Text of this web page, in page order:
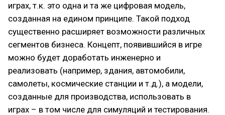
играх, т.к. это одна и та же цифровая модель,
созданная на едином принципе. Такой подход
существенно расширяет возможности различных
сегментов бизнеса. Концепт, появившийся в игре
можно будет доработать инженерно и
реализовать (например, здания, автомобили,
самолеты, космические станции и т.д.), а модели,
созданные для производства, использовать в
играх – в том числе для симуляций и тестирования.